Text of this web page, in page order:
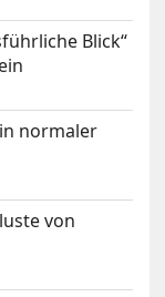
Blick“
normaler
von